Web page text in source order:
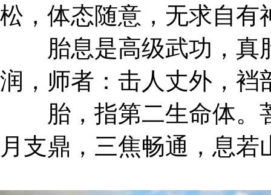
松，体态随意，无求自有
胎息是高级武功，真
润，师者：击人丈外，裆
胎，指第二生命体。
月支鼎，三焦畅通，息若